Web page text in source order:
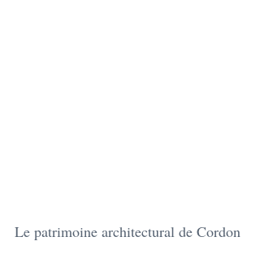
Le patrimoine architectural de Cordon